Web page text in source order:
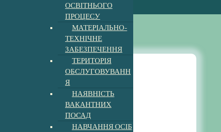
Пришкільний табір 2023
ОСВІТНЬОГО
ПРОЦЕСУ
МАТЕРІАЛЬНО-
ТЕХНІЧНЕ
ЗАБЕЗПЕЧЕННЯ
ТЕРИТОРІЯ
ОБСЛУГОВУВАНН
Я
НАЯВНІСТЬ
ВАКАНТНИХ
ПОСАД
НАВЧАННЯ ОСІБ